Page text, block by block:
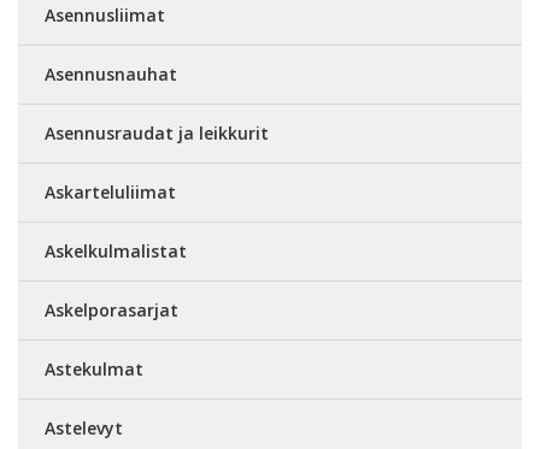
Asennusliimat
Asennusnauhat
Asennusraudat ja leikkurit
Askarteluliimat
Askelkulmalistat
Askelporasarjat
Astekulmat
Astelevyt